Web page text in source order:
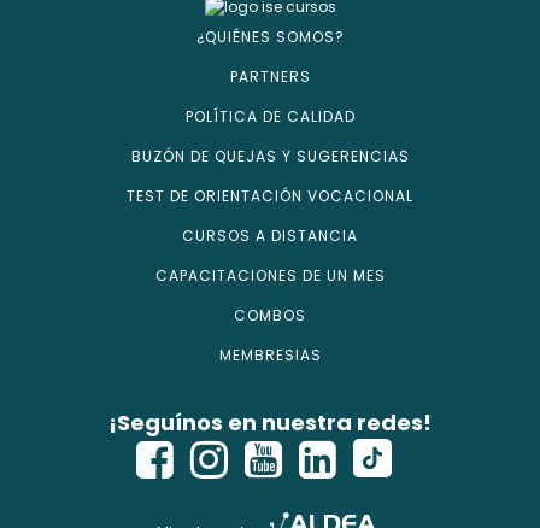
¿QUIÉNES SOMOS?
PARTNERS
POLÍTICA DE CALIDAD
BUZÓN DE QUEJAS Y SUGERENCIAS
TEST DE ORIENTACIÓN VOCACIONAL
CURSOS A DISTANCIA
CAPACITACIONES DE UN MES
COMBOS
MEMBRESIAS
¡Seguínos en nuestra redes!